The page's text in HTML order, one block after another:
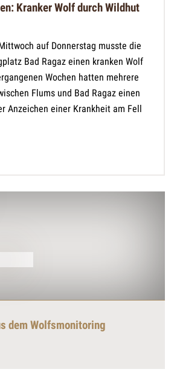
Kranker Wolf durch Wildhut
auf Donnerstag musste die
Bad Ragaz einen kranken Wolf
Wochen hatten mehrere
Flums und Bad Ragaz einen
Anzeichen einer Krankheit am Fell
dem Wolfsmonitoring